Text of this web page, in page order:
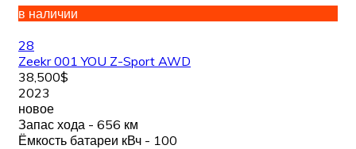
в наличии
28
Zeekr 001 YOU Z-Sport AWD
38,500$
2023
новое
Запас хода - 656 км
Ёмкость батареи кВч - 100